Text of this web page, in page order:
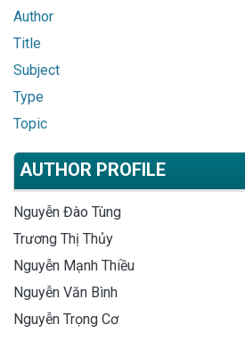
Author
Title
Subject
Type
Topic
AUTHOR PROFILE
Nguyễn Đào Tùng
Trương Thị Thủy
Nguyễn Mạnh Thiều
Nguyễn Văn Bình
Nguyễn Trọng Cơ